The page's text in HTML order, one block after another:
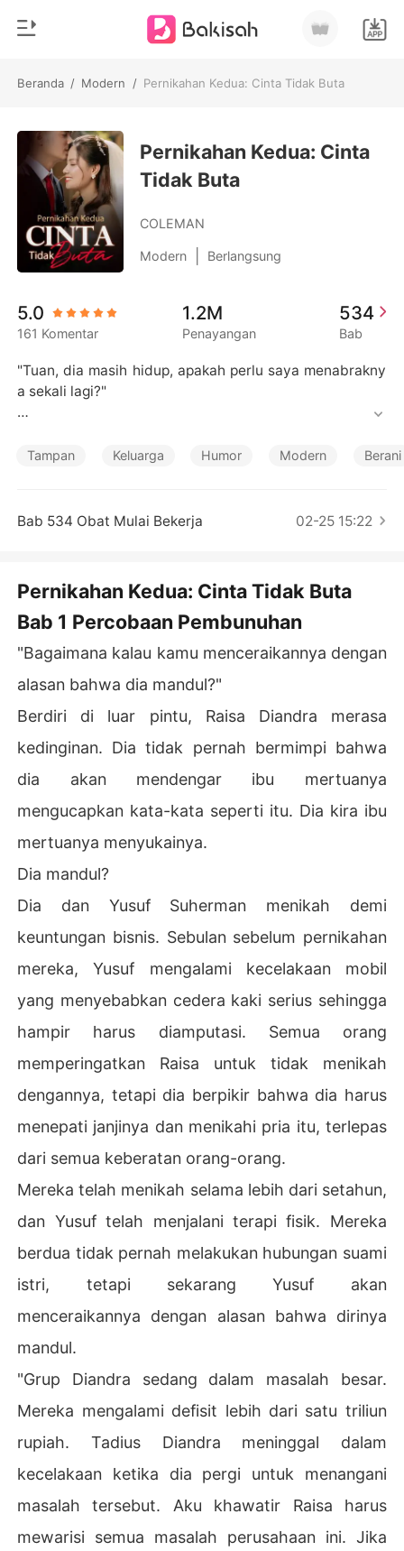
Beranda / Modern / Pernikahan Kedua: Cinta Tidak Buta
Pengisian Ulang
Riwayat Membaca
Keluar
Unduh Aplikasi
Genre
Modern
Romantis
Cerita pendek
Likantrof
Pernikahan Kedua: Cinta
Tidak Buta
COLEMAN
Modern Berlangsung
5.0
161 Komentar
1.2M
Penayangan
534
Bab
"Tuan, dia masih hidup, apakah perlu saya menabrakny
a sekali lagi?"
a menuduhnya mandul.
ga mencoba membunuhnya!
untuk membunuhnya.
uaminya yang kejam dan menikah dengan pria lain sege
ra setelahnya.
Suami keduanya adalah orang yang paling berkuasa di
kota. Dia bersumpah untuk menggunakan kekuatannya
yakitinya!
Pernikahan mereka seharusnya hanyalah sebuah kesep
akatan sederhana. Tanpa diduga, ketika semuanya sud
ah beres, suami barunya meraih tangannya dan memoh
on, "Mengapa kamu tidak tinggal bersamaku selamany
a?"
Tampan Keluarga Humor Modern Berani
Bab 534 Obat Mulai Bekerja 02-25 15:22
Pernikahan Kedua: Cinta Tidak Buta
Bab 1 Percobaan Pembunuhan
"Bagaimana kalau kamu menceraikannya dengan
alasan bahwa dia mandul?"
Berdiri di luar pintu, Raisa Diandra merasa
kedinginan. Dia tidak pernah bermimpi bahwa
dia akan mendengar ibu mertuanya
mengucapkan kata-kata seperti itu. Dia kira ibu
mertuanya menyukainya.
Dia mandul?
Dia dan Yusuf Suherman menikah demi
keuntungan bisnis. Sebulan sebelum pernikahan
mereka, Yusuf mengalami kecelakaan mobil
yang menyebabkan cedera kaki serius sehingga
hampir harus diamputasi. Semua orang
memperingatkan Raisa untuk tidak menikah
dengannya, tetapi dia berpikir bahwa dia harus
menepati janjinya dan menikahi pria itu, terlepas
dari semua keberatan orang-orang.
Mereka telah menikah selama lebih dari setahun,
dan Yusuf telah menjalani terapi fisik. Mereka
berdua tidak pernah melakukan hubungan suami
istri, tetapi sekarang Yusuf akan
menceraikannya dengan alasan bahwa dirinya
mandul.
"Grup Diandra sedang dalam masalah besar.
Mereka mengalami defisit lebih dari satu triliun
rupiah. Tadius Diandra meninggal dalam
kecelakaan ketika dia pergi untuk menangani
masalah tersebut. Aku khawatir Raisa harus
mewarisi semua masalah perusahaan ini. Jika